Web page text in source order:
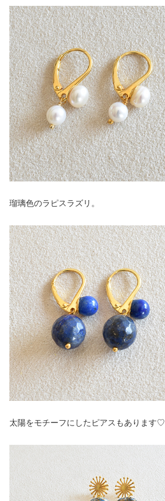
瑠璃色のラピスラズリ。
太陽をモチーフにしたピアスもあります♡